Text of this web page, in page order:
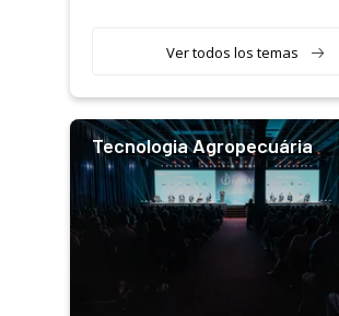
Ver todos los temas
Tecnologia Agropecuária